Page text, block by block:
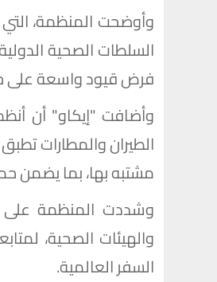
وأوضحت المنظمة، التي
السلطات الصحية
فرض قيود واسعة على
وأضافت "إيكاو" أن
الطيران والمطارات تطبق
مشتبه بها، بما يضمن
وشددت المنظمة على
والهيئات الصحية،
السفر العالمية.